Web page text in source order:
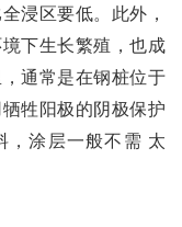
浸区要低。此外，
下生长繁殖，也成
通常是在钢桩位于
牲阳极的阴极保护
，涂层一般不需 太